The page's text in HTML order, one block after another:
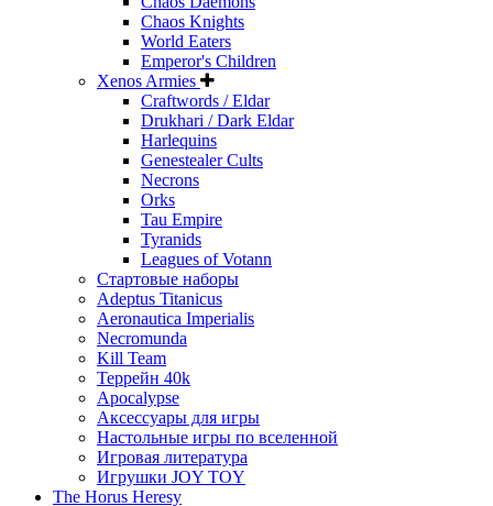
Chaos Knights
World Eaters
Emperor's Children
Xenos Armies
Craftwords / Eldar
Drukhari / Dark Eldar
Harlequins
Genestealer Cults
Necrons
Orks
Tau Empire
Tyranids
Leagues of Votann
Стартовые наборы
Adeptus Titanicus
Aeronautica Imperialis
Necromunda
Kill Team
Террейн 40k
Apocalypse
Аксессуары для игры
Настольные игры по вселенной
Игровая литература
Игрушки JOY TOY
The Horus Heresy